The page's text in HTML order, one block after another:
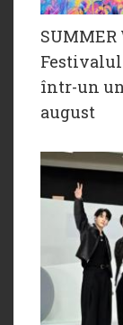
într-un
august